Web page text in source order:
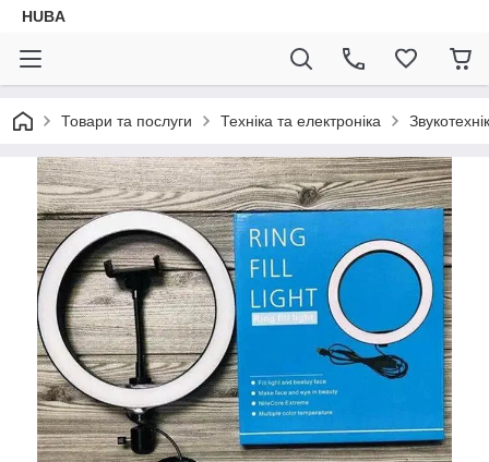
HUBA
Товари та послуги Техніка та електроніка